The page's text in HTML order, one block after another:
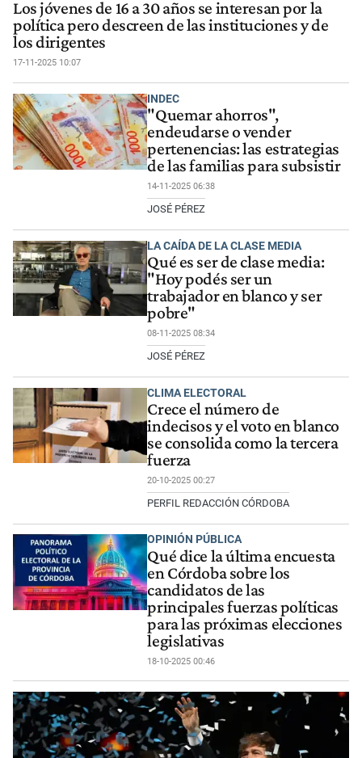
Los jóvenes de 16 a 30 años se interesan por la
política pero descreen de las instituciones y de
los dirigentes
17-11-2025 10:07
INDEC
"Quemar ahorros",
endeudarse o vender
pertenencias: las estrategias
de las familias para subsistir
14-11-2025 06:38
JOSÉ PÉREZ
LA CAÍDA DE LA CLASE MEDIA
Qué es ser de clase media:
"Hoy podés ser un
trabajador en blanco y ser
pobre"
08-11-2025 08:34
JOSÉ PÉREZ
CLIMA ELECTORAL
Crece el número de
indecisos y el voto en blanco
se consolida como la tercera
fuerza
20-10-2025 00:27
PERFIL REDACCIÓN CÓRDOBA
OPINIÓN PÚBLICA
Qué dice la última encuesta
en Córdoba sobre los
candidatos de las
principales fuerzas políticas
para las próximas elecciones
legislativas
18-10-2025 00:46